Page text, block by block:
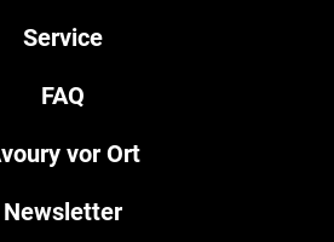
Service
FAQ
vor Ort
Newsletter